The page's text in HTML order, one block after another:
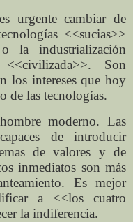
urgente cambiar de
<<sucias>>
la industrialización
Son
los intereses que hoy
de las tecnologías.
moderno. Las
de introducir
de valores y de
inmediatos son más
Es mejor
a <<los cuatro
la indiferencia.